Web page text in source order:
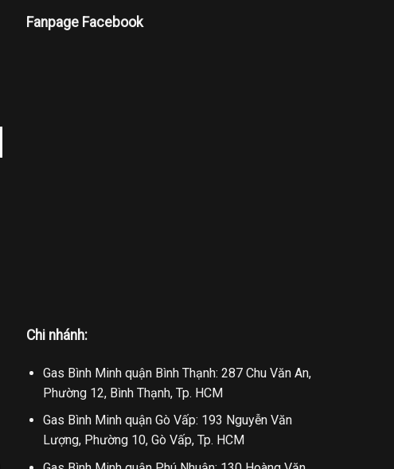
Fanpage Facebook
Chi nhánh:
Gas Bình Minh quận Bình Thạnh: 287 Chu Văn An,
Phường 12, Bình Thạnh, Tp. HCM
Gas Bình Minh quận Gò Vấp: 193 Nguyễn Văn
Lượng, Phường 10, Gò Vấp, Tp. HCM